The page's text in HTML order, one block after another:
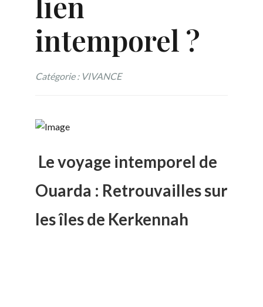
intemporel ?
Catégorie : VIVANCE
Le voyage intemporel de
Ouarda : Retrouvailles sur
les îles de Kerkennah